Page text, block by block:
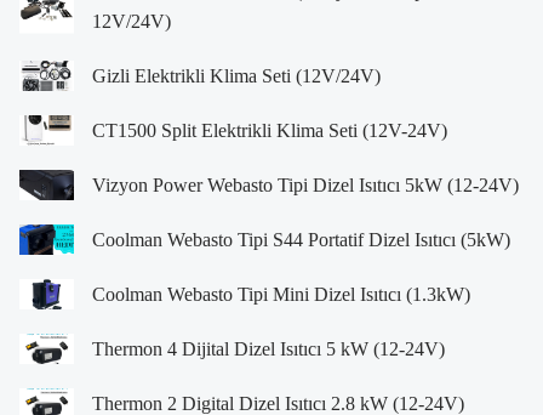
12V/24V)
Gizli Elektrikli Klima Seti (12V/24V)
CT1500 Split Elektrikli Klima Seti (12V-24V)
Vizyon Power Webasto Tipi Dizel Isıtıcı 5kW (12-24V)
Coolman Webasto Tipi S44 Portatif Dizel Isıtıcı (5kW)
Coolman Webasto Tipi Mini Dizel Isıtıcı (1.3kW)
Thermon 4 Dijital Dizel Isıtıcı 5 kW (12-24V)
Thermon 2 Digital Dizel Isıtıcı 2.8 kW (12-24V)